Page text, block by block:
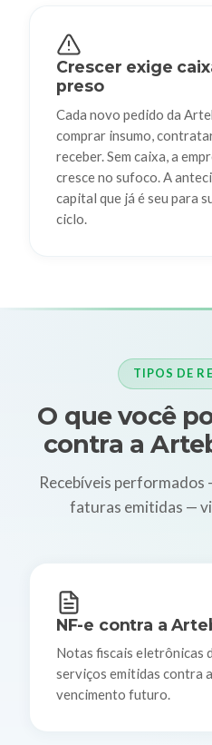
Crescer exige
preso
Cada novo pedido da
comprar insumo,
receber. Sem caixa, a
cresce no sufoco. A
capital que já é seu para
ciclo.
TIPOS DE
O que você
contra a
Recebíveis performados
faturas emitidas —
NF-e contra a
Notas fiscais eletrônicas
serviços emitidas contra
vencimento futuro.